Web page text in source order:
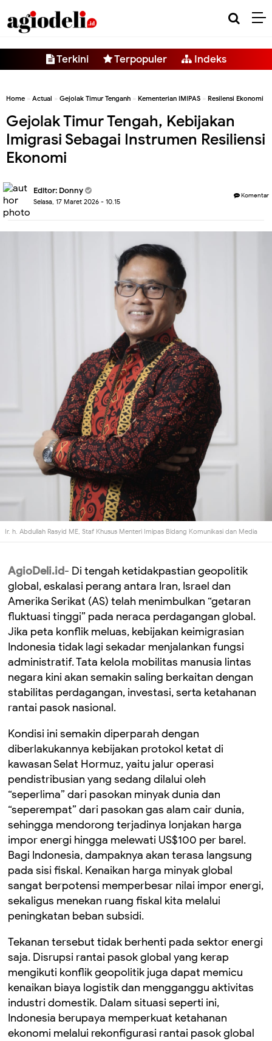
Terkini Terpopuler Indeks
Home » Actual » Gejolak Timur Tenganh » Kementerian IMIPAS » Resilensi Ekonomi
Gejolak Timur Tengah, Kebijakan
Imigrasi Sebagai Instrumen Resiliensi
Ekonomi
Editor: Donny
Selasa, 17 Maret 2026 - 10.15
Komentar
Ir. h. Abdullah Rasyid ME, Staf Khusus Menteri Imipas Bidang Komunikasi dan Media
AgioDeli.id- Di tengah ketidakpastian geopolitik
global, eskalasi perang antara Iran, Israel dan
Amerika Serikat (AS) telah menimbulkan “getaran
fluktuasi tinggi” pada neraca perdagangan global.
Jika peta konflik meluas, kebijakan keimigrasian
Indonesia tidak lagi sekadar menjalankan fungsi
administratif. Tata kelola mobilitas manusia lintas
negara kini akan semakin saling berkaitan dengan
stabilitas perdagangan, investasi, serta ketahanan
rantai pasok nasional.
Kondisi ini semakin diperparah dengan
diberlakukannya kebijakan protokol ketat di
kawasan Selat Hormuz, yaitu jalur operasi
pendistribusian yang sedang dilalui oleh
“seperlima” dari pasokan minyak dunia dan
“seperempat” dari pasokan gas alam cair dunia,
sehingga mendorong terjadinya lonjakan harga
impor energi hingga melewati US$100 per barel.
Bagi Indonesia, dampaknya akan terasa langsung
pada sisi fiskal. Kenaikan harga minyak global
sangat berpotensi memperbesar nilai impor energi,
sekaligus menekan ruang fiskal kita melalui
peningkatan beban subsidi.
Tekanan tersebut tidak berhenti pada sektor energi
saja. Disrupsi rantai pasok global yang kerap
mengikuti konflik geopolitik juga dapat memicu
kenaikan biaya logistik dan mengganggu aktivitas
industri domestik. Dalam situasi seperti ini,
Indonesia berupaya memperkuat ketahanan
ekonomi melalui rekonfigurasi rantai pasok global